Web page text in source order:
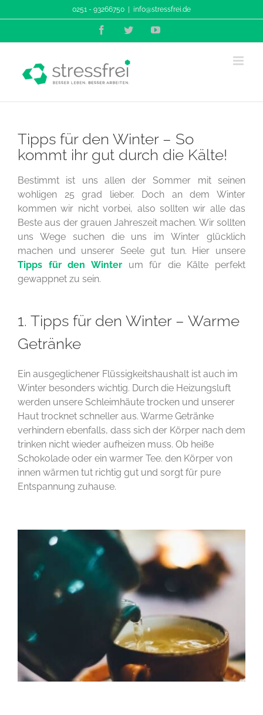
Inhalt
0251 - 93266750 info@stressfrei.de
FacebookTwitterYouTube
Tipps für den Winter – So
kommt ihr gut durch die Kälte!
Bestimmt ist uns allen der Sommer mit seinen
wohligen 25 grad lieber. Doch an dem Winter
kommen wir nicht vorbei, also sollten wir alle das
Beste aus der grauen Jahreszeit machen. Wir sollten
uns Wege suchen die uns im Winter glücklich
machen und unserer Seele gut tun. Hier unsere
Tipps für den Winterum für die Kälte perfekt
gewappnet zu sein.
1. Tipps für den Winter – Warme
Getränke
Ein ausgeglichener Flüssigkeitshaushalt ist auch im
Winter besonders wichtig. Durch die Heizungsluft
werden unsere Schleimhäute trocken und unserer
Haut trocknet schneller aus. Warme Getränke
verhindern ebenfalls, dass sich der Körper nach dem
trinken nicht wieder aufheizen muss. Ob heiße
Schokolade oder ein warmer Tee. den Körper von
innen wärmen tut richtig gut und sorgt für pure
Entspannung zuhause.